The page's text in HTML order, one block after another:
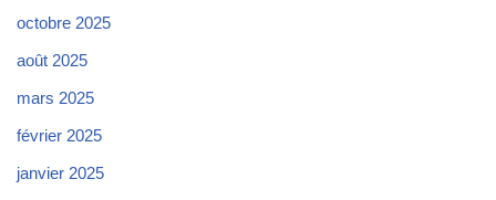
octobre 2025
août 2025
mars 2025
février 2025
janvier 2025